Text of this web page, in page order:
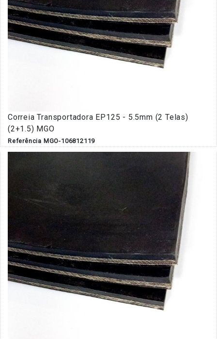
Correia Transportadora EP125 - 5.5mm (2 Telas)
(2+1.5) MGO
Referência MGO-106812119